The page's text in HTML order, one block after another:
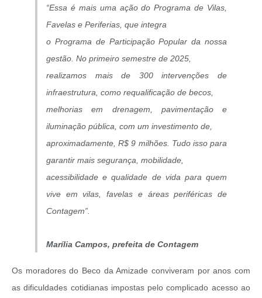
“Essa é mais uma ação do Programa de Vilas,
Favelas e Periferias, que integra
o Programa de Participação Popular da nossa
gestão. No primeiro semestre de 2025,
realizamos mais de 300 intervenções de
infraestrutura, como requalificação de becos,
melhorias em drenagem, pavimentação e
iluminação pública, com um investimento de,
aproximadamente, R$ 9 milhões. Tudo isso para
garantir mais segurança, mobilidade,
acessibilidade e qualidade de vida para quem
vive em vilas, favelas e áreas periféricas de
Contagem”.
Marília Campos, prefeita de Contagem
Os moradores do Beco da Amizade conviveram por anos com
as dificuldades cotidianas impostas pelo complicado acesso ao